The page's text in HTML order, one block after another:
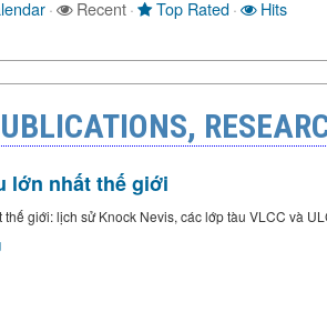
· Recent · Top Rated · Hits
lớn nhất thế giới
giới: lịch sử Knock Nevis, các lớp tàu VLCC và